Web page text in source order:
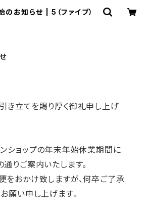
のお知らせ | 5（ファイブ）
き立てを賜り厚く御礼申し上げ
ンショップの年末年始休業期間に
りご案内いたします。
をおかけ致しますが、何卒ご了承
願い申し上げます。